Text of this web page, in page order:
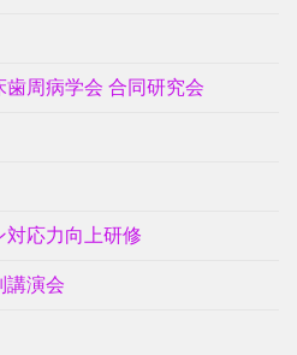
歯周病学会 合同研究会
対応力向上研修
講演会